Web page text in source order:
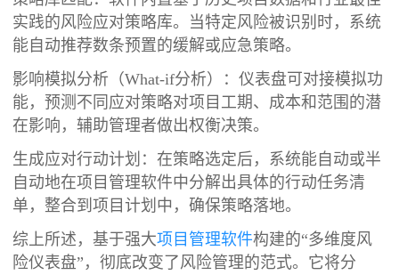
实践的风险应对策略库。当特定风险被识别时，系统
能自动推荐数条预置的缓解或应急策略。
影响模拟分析（What-if分析）：仪表盘可对接模拟功
能，预测不同应对策略对项目工期、成本和范围的潜
在影响，辅助管理者做出权衡决策。
生成应对行动计划：在策略选定后，系统能自动或半
自动地在项目管理软件中分解出具体的行动任务清
单，整合到项目计划中，确保策略落地。
综上所述，基于强大项目管理软件构建的“多维度风
险仪表盘”，彻底改变了风险管理的范式。它将分